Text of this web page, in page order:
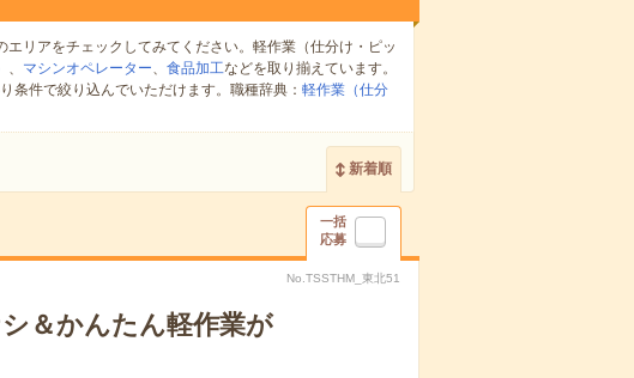
エリアをチェックしてみてください。軽作業（仕分け・ピッ
、 マシンオペレーター、 食品加工などを取り揃えています。
条件で絞り込んでいただけます。職種辞典： 軽作業（仕分
新着順
一括
応募
No.TSSTHM_東北51
＆かんたん軽作業が